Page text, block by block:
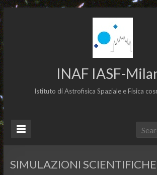
INAF IASF-
Istituto di Astrofisica Spaziale e Fisica
SIMULAZIONI SCIENTIFICHE